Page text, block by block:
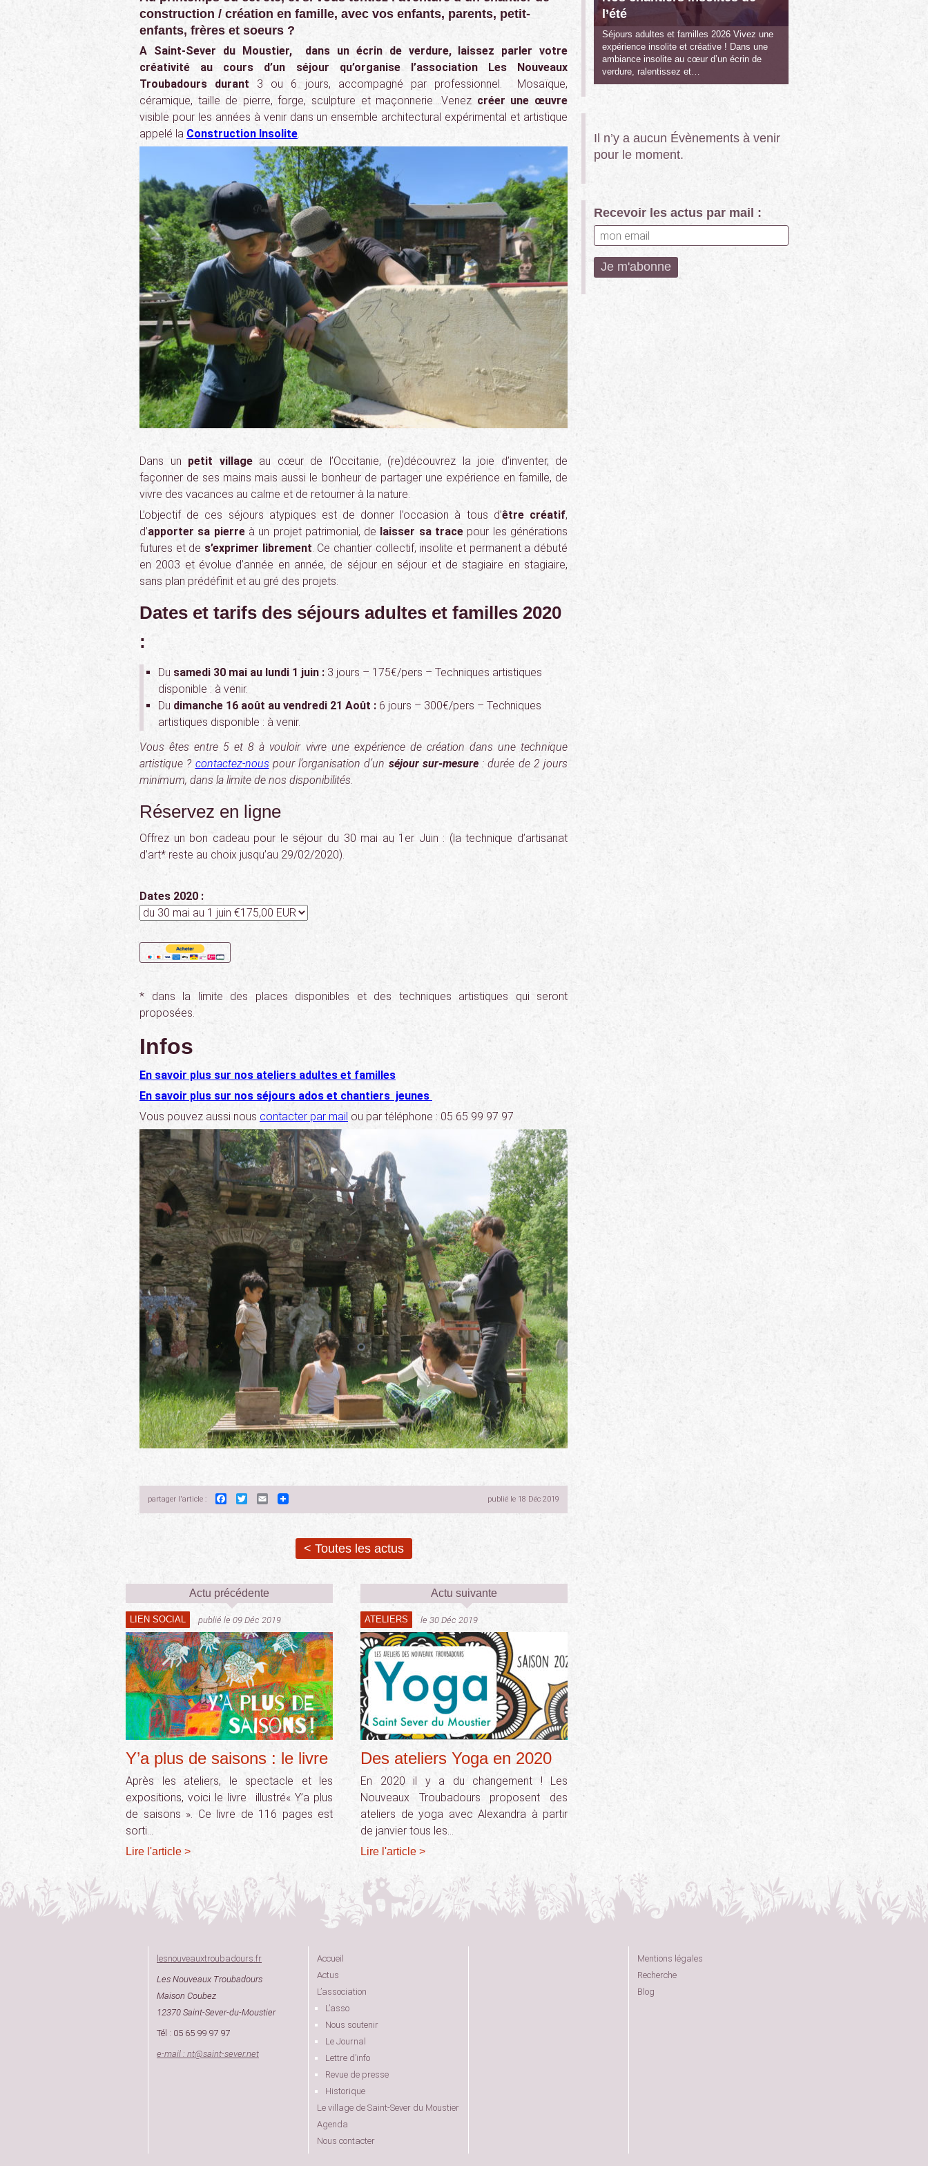
construction / création en famille, avec vos enfants, parents, petit-
enfants, frères et soeurs ?
A Saint-Sever du Moustier, dans un écrin de verdure, laissez parler votre
créativité au cours d’un séjour qu’organise l’association Les Nouveaux
Troubadours durant 3 ou 6 jours, accompagné par professionnel. Mosaïque,
céramique, taille de pierre, forge, sculpture et maçonnerie….Venez créer une œuvre
visible pour les années à venir dans un ensemble architectural expérimental et artistique
appelé la Construction Insolite.
Dans un petit villageau cœur de l’Occitanie, (re)découvrez la joie d’inventer, de
façonner de ses mains mais aussi le bonheur de partager une expérience en famille, de
vivre des vacances au calme et de retourner à la nature.
L’objectif de ces séjours atypiques est de donner l’occasion à tous d’être créatif,
d’apporter sa pierreà un projet patrimonial, de laisser sa trace pour les générations
futures et de s’exprimer librement. Ce chantier collectif, insolite et permanent a débuté
en 2003 et évolue d’année en année, de séjour en séjour et de stagiaire en stagiaire,
sans plan prédéfinit et au gré des projets.
Dates et tarifs des séjours adultes et familles 2020
:
Du samedi 30 mai au lundi 1 juin : 3 jours – 175€/pers – Techniques artistiques
disponible : à venir.
Du dimanche 16 août au vendredi 21 Août : 6 jours – 300€/pers – Techniques
artistiques disponible : à venir.
Vous êtes entre 5 et 8 à vouloir vivre une expérience de création dans une technique
artistique ? contactez-nous pour l’organisation d’un séjour sur-mesure: durée de 2 jours
minimum, dans la limite de nos disponibilités.
Réservez en ligne
Offrez un bon cadeau pour le séjour du 30 mai au 1er Juin : (la technique d’artisanat
d’art* reste au choix jusqu’au 29/02/2020).
Dates 2020 :
* dans la limite des places disponibles et des techniques artistiques qui seront
proposées.
Infos
En savoir plus sur nos ateliers adultes et familles
En savoir plus sur nos séjours ados et chantiers jeunes
Vous pouvez aussi nous contacter par mail ou par téléphone : 05 65 99 97 97
partager l'article : Facebook
TwitterEmail publié le 18 Déc 2019
< Toutes les actus
Actu précédente
LIEN SOCIAL publié le 09 Déc 2019
Y’a plus de saisons : le livre
Après les ateliers, le spectacle et les
expositions, voici le livre illustré« Y’a plus
de saisons ». Ce livre de 116 pages est
sorti…
Lire l'article >
Actu suivante
ATELIERS le 30 Déc 2019
Des ateliers Yoga en 2020
En 2020 il y a du changement ! Les
Nouveaux Troubadours proposent des
ateliers de yoga avec Alexandra à partir
de janvier tous les…
Lire l'article >
l’été
Séjours adultes et familles 2026 Vivez une
expérience insolite et créative ! Dans une
ambiance insolite au cœur d’un écrin de
verdure, ralentissez et…
Il n’y a aucun Évènements à venir
pour le moment.
Recevoir les actus par mail :
lesnouveauxtroubadours.fr
Les Nouveaux Troubadours
Maison Coubez
12370 Saint-Sever-du-Moustier
Tél : 05 65 99 97 97
e-mail : nt@saint-sever.net
Accueil
Actus
L’association
L’asso
Nous soutenir
Le Journal
Lettre d’info
Revue de presse
Historique
Le village de Saint-Sever du Moustier
Agenda
Nous contacter
Mentions légales
Recherche
Blog